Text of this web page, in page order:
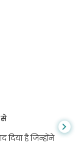
से
दिया है जिन्होंने